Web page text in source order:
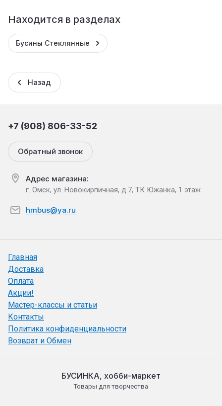
Находится в разделах
Бусины Стеклянные
Назад
+7 (908) 806-33-52
Обратный звонок
Адрес магазина:
г. Омск, ул. Новокирпичная, д.7, ТК Южанка, 1 этаж
hmbus@ya.ru
Главная
Доставка
Оплата
Акции!
Мастер-классы и статьи
Контакты
Политика конфиденциальности
Возврат и Обмен
БУСИНКА, хобби-маркет
Товары для творчества